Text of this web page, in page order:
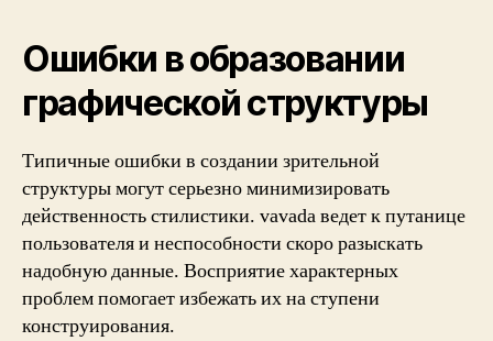
Ошибки в образовании
графической структуры
Типичные ошибки в создании зрительной
структуры могут серьезно минимизировать
действенность стилистики. vavada ведет к путанице
пользователя и неспособности скоро разыскать
надобную данные. Восприятие характерных
проблем помогает избежать их на ступени
конструирования.